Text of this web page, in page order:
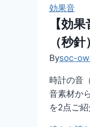
効果音
【効
（秒針）
Bysoc-
時計の音
音素材か
を2点ご紹